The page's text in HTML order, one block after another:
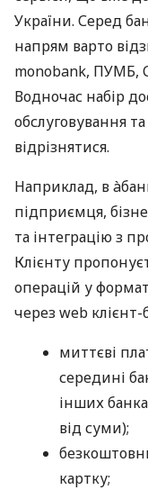
України. Серед
напрям варто
monobank, ПУМБ,
Водночас набір
обслуговування
відрізнятися.
Наприклад, в
підприємця,
та інтеграцію з
Клієнту
операцій у
через web клієнт-
миттєві
середині
інших
від суми);
картку;